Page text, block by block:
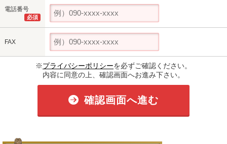
電話番号
必須
FAX
※プライバシーポリシーを必ずご確認ください。
内容に同意の上、確認画面へお進み下さい。
確認画面へ進む